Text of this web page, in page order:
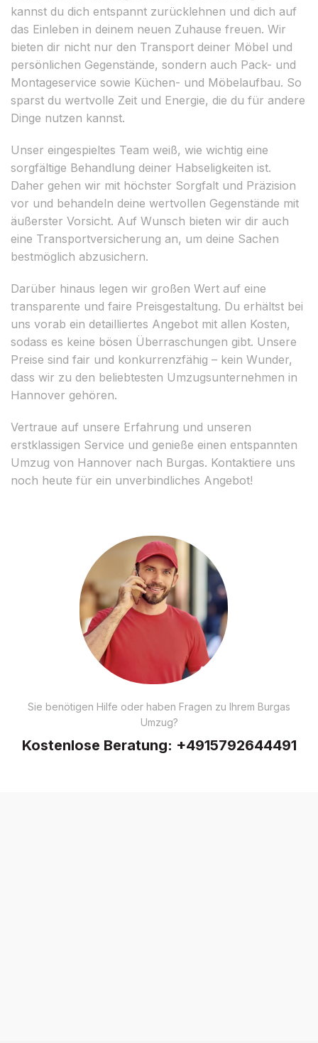
kannst du dich entspannt zurücklehnen und dich auf
das Einleben in deinem neuen Zuhause freuen. Wir
bieten dir nicht nur den Transport deiner Möbel und
persönlichen Gegenstände, sondern auch Pack- und
Montageservice sowie Küchen- und Möbel­aufbau. So
sparst du wertvolle Zeit und Energie, die du für andere
Dinge nutzen kannst.
Unser eingespieltes Team weiß, wie wichtig eine
sorgfältige Behandlung deiner Habseligkeiten ist.
Daher gehen wir mit höchster Sorgfalt und Präzision
vor und behandeln deine wertvollen Gegenstände mit
äußerster Vorsicht. Auf Wunsch bieten wir dir auch
eine Transportversicherung an, um deine Sachen
bestmöglich abzusichern.
Darüber hinaus legen wir großen Wert auf eine
transparente und faire Preisgestaltung. Du erhältst bei
uns vorab ein detailliertes Angebot mit allen Kosten,
sodass es keine bösen Überraschungen gibt. Unsere
Preise sind fair und konkurrenzfähig – kein Wunder,
dass wir zu den beliebtesten Umzugsunternehmen in
Hannover gehören.
Vertraue auf unsere Erfahrung und unseren
erstklassigen Service und genieße einen entspannten
Umzug von Hannover nach Burgas. Kontaktiere uns
noch heute für ein unverbindliches Angebot!
Sie benötigen Hilfe oder haben Fragen zu Ihrem Burgas
Umzug?
Kostenlose Beratung: +4915792644491